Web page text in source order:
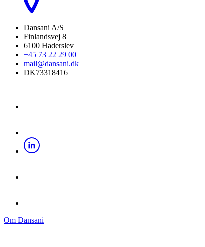
Dansani A/S
Finlandsvej 8
6100 Haderslev
+45 73 22 29 00
mail@dansani.dk
DK73318416
Om Dansani